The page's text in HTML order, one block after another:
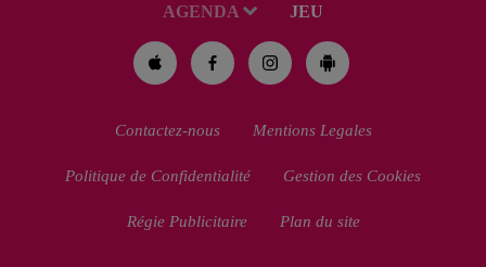
AGENDA JEU
Contactez-nous Mentions Legales
Politique de Confidentialité Gestion des Cookies
Régie Publicitaire Plan du site